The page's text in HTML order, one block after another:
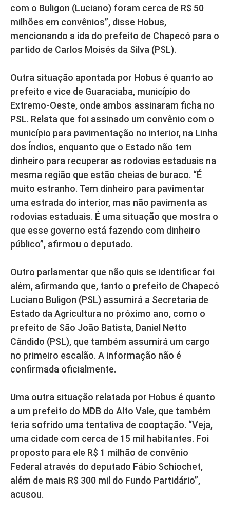
com o Buligon (Luciano) foram cerca de R$ 50
milhões em convênios”, disse Hobus,
mencionando a ida do prefeito de Chapecó para o
partido de Carlos Moisés da Silva (PSL).
Outra situação apontada por Hobus é quanto ao
prefeito e vice de Guaraciaba, município do
Extremo-Oeste, onde ambos assinaram ficha no
PSL. Relata que foi assinado um convênio com o
município para pavimentação no interior, na Linha
dos Índios, enquanto que o Estado não tem
dinheiro para recuperar as rodovias estaduais na
mesma região que estão cheias de buraco. “É
muito estranho. Tem dinheiro para pavimentar
uma estrada do interior, mas não pavimenta as
rodovias estaduais. É uma situação que mostra o
que esse governo está fazendo com dinheiro
público”, afirmou o deputado.
Outro parlamentar que não quis se identificar foi
além, afirmando que, tanto o prefeito de Chapecó
Luciano Buligon (PSL) assumirá a Secretaria de
Estado da Agricultura no próximo ano, como o
prefeito de São João Batista, Daniel Netto
Cândido (PSL), que também assumirá um cargo
no primeiro escalão. A informação não é
confirmada oficialmente.
Uma outra situação relatada por Hobus é quanto
a um prefeito do MDB do Alto Vale, que também
teria sofrido uma tentativa de cooptação. “Veja,
uma cidade com cerca de 15 mil habitantes. Foi
proposto para ele R$ 1 milhão de convênio
Federal através do deputado Fábio Schiochet,
além de mais R$ 300 mil do Fundo Partidário”,
acusou.